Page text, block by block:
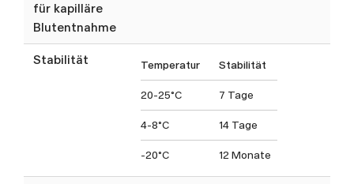
für kapilläre
Blutentnahme
Stabilität Temperatur Stabilität
20-25°C 7 Tage
4-8°C 14 Tage
-20°C 12 Monate